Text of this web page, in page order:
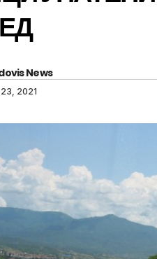
News
23, 2021